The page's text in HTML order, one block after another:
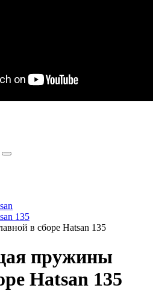
135
в сборе Hatsan 135
пружины
Hatsan 135